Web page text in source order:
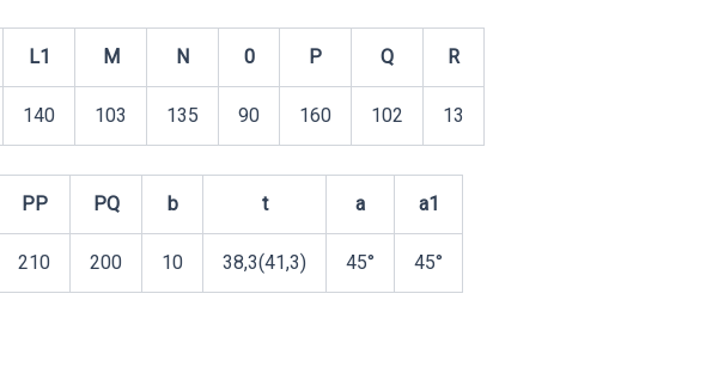
L1 M N 0 P Q R
140 103 135 90 160 102 13
PP PQ b t a a1
210 200 10 38,3(41,3) 45° 45°